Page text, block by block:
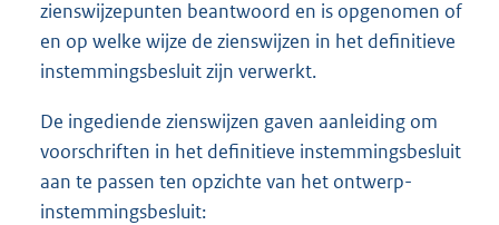
zienswijzepunten beantwoord en is opgenomen of
en op welke wijze de zienswijzen in het definitieve
instemmingsbesluit zijn verwerkt.
De ingediende zienswijzen gaven aanleiding om
voorschriften in het definitieve instemmingsbesluit
aan te passen ten opzichte van het ontwerp-
instemmingsbesluit: